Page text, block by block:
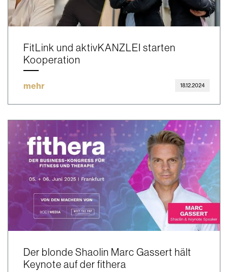
FitLink und aktivKANZLEI starten
Kooperation
mehr 18.12.2024
Der blonde Shaolin Marc Gassert hält
Keynote auf der fithera